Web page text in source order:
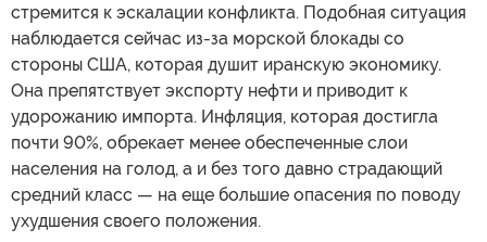
стремится к эскалации конфликта. Подобная ситуация
наблюдается сейчас из-за морской блокады со
стороны США, которая душит иранскую экономику.
Она препятствует экспорту нефти и приводит к
удорожанию импорта. Инфляция, которая достигла
почти 90%, обрекает менее обеспеченные слои
населения на голод, а и без того давно страдающий
средний класс — на еще большие опасения по поводу
ухудшения своего положения.